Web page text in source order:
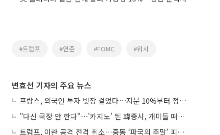
#트럼프 #연준 #FOMC #워시
변효선 기자의 주요 뉴스
프랑스, 외국인 투자 빗장 걸었다⋯지분 10%부터 정부가 승인
"다신 국장 안 한다"⋯'카지노' 된 韓증시, 개미들 떠난다
트럼프, 이란 공격 전격 취소…중동 ‘파국의 주말’ 피했다